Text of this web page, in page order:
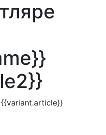
{{variant.article}}